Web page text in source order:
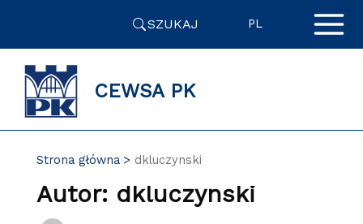
SZUKAJ PL
CEWSA PK
Strona główna dkluczynski
Autor: dkluczynski